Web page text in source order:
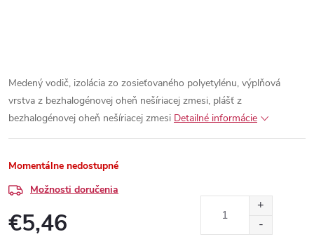
Medený vodič, izolácia zo zosieťovaného polyetylénu, výplňová
vrstva z bezhalogénovej oheň nešíriacej zmesi, plášť z
bezhalogénovej oheň nešíriacej zmesi Detailné informácie
Momentálne nedostupné
Možnosti doručenia
€5,46